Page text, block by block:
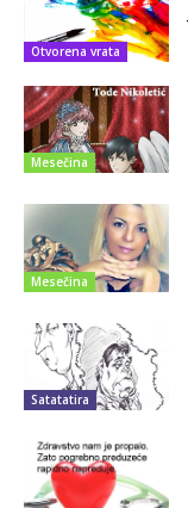
Otvorena vrata
Mesečina
Mesečina
Satatatira